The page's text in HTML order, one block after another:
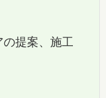
提案、施工